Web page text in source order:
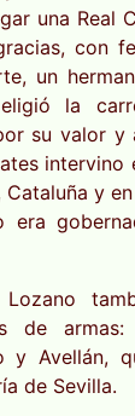
una Real
con
un
la
su valor y
intervino
y
era
de
y Avellán,
de Sevilla.